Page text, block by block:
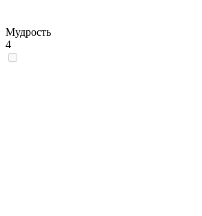
Мудрость
4